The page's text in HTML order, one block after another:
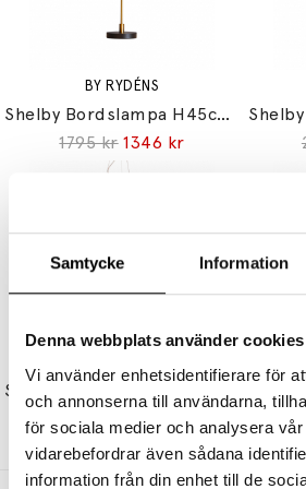
Samtycke Information
Denna webbplats använder cookies
Vi använder enhetsidentifierare för
och annonserna till användarna,
för sociala medier och analysera
vidarebefordrar även sådana
information från din enhet till de
BY RYDÉNS
Shelby Bordslampa H45cm Mattsvart/Mässing
1795 kr 1346 kr
5599 kr
4199 kr